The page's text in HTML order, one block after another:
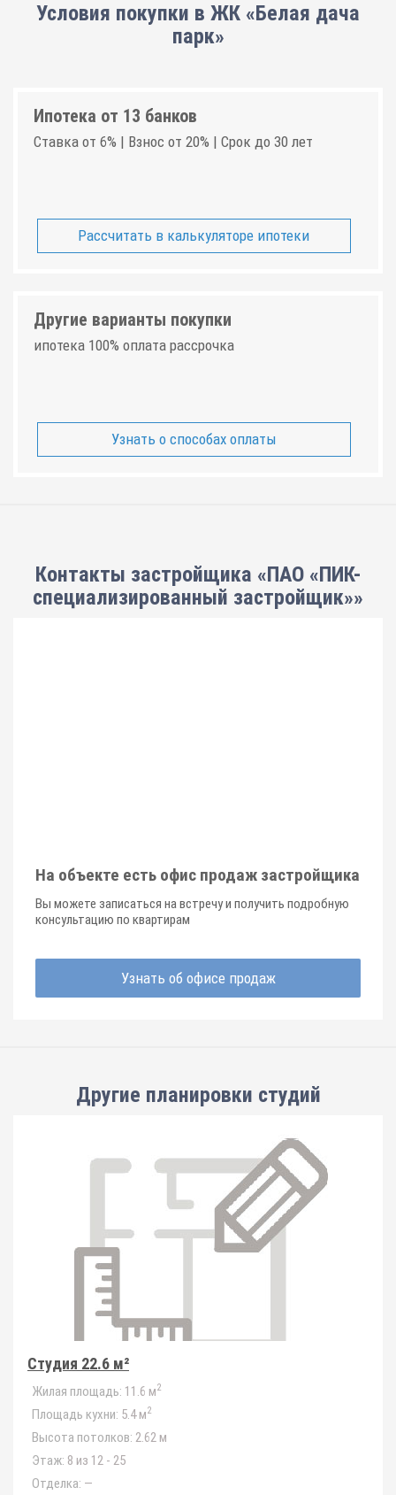
Условия покупки в ЖК «Белая дача
парк»
Ипотека от 13 банков
Ставка от 6% | Взнос от 20% | Срок до 30 лет
Рассчитать в калькуляторе ипотеки
Другие варианты покупки
ипотека 100% оплата рассрочка
Узнать о способах оплаты
Контакты застройщика «ПАО «ПИК-
специализированный застройщик»»
На объекте есть офис продаж застройщика
Вы можете записаться на встречу и получить подробную
консультацию по квартирам
Узнать об офисе продаж
Другие планировки студий
Студия 22.6 м²
Жилая площадь: 11.6 м2
Площадь кухни: 5.4 м2
Высота потолков: 2.62 м
Этаж: 8 из 12 - 25
Отделка: —